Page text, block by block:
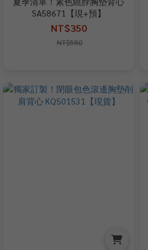
SA58671【現+預】
NT$350
NT$580